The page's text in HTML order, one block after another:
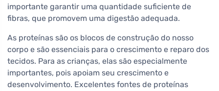
importante garantir uma quantidade suficiente de
fibras, que promovem uma digestão adequada.
As proteínas são os blocos de construção do nosso
corpo e são essenciais para o crescimento e reparo dos
tecidos. Para as crianças, elas são especialmente
importantes, pois apoiam seu crescimento e
desenvolvimento. Excelentes fontes de proteínas